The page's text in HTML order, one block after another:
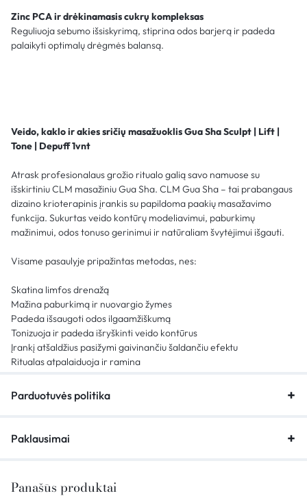
Zinc PCA ir drėkinamasis cukrų kompleksas
Reguliuoja sebumo išsiskyrimą, stiprina odos barjerą ir padeda
palaikyti optimalų drėgmės balansą.
Veido, kaklo ir akies sričių masažuoklis Gua Sha Sculpt | Lift |
Tone | Depuff 1vnt
Atrask profesionalaus grožio ritualo galią savo namuose su
išskirtiniu CLM masažiniu Gua Sha. CLM Gua Sha – tai prabangaus
dizaino krioterapinis įrankis su papildoma paakių masažavimo
funkcija. Sukurtas veido kontūrų modeliavimui, paburkimų
mažinimui, odos tonuso gerinimui ir natūraliam švytėjimui išgauti.
Visame pasaulyje pripažintas metodas, nes:
Skatina limfos drenažą
Mažina paburkimą ir nuovargio žymes
Padeda išsaugoti odos ilgaamžiškumą
Tonizuoja ir padeda išryškinti veido kontūrus
Įrankį atšaldžius pasižymi gaivinančiu šaldančiu efektu
Ritualas atpalaiduoja ir ramina
Parduotuvės politika
Paklausimai
Panašūs produktai